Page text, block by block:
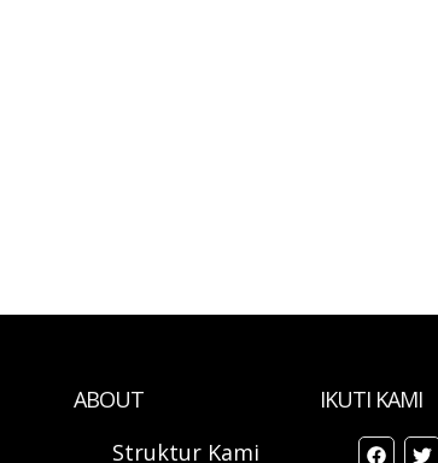
ABOUT
Struktur Kami
IKUTI KAMI